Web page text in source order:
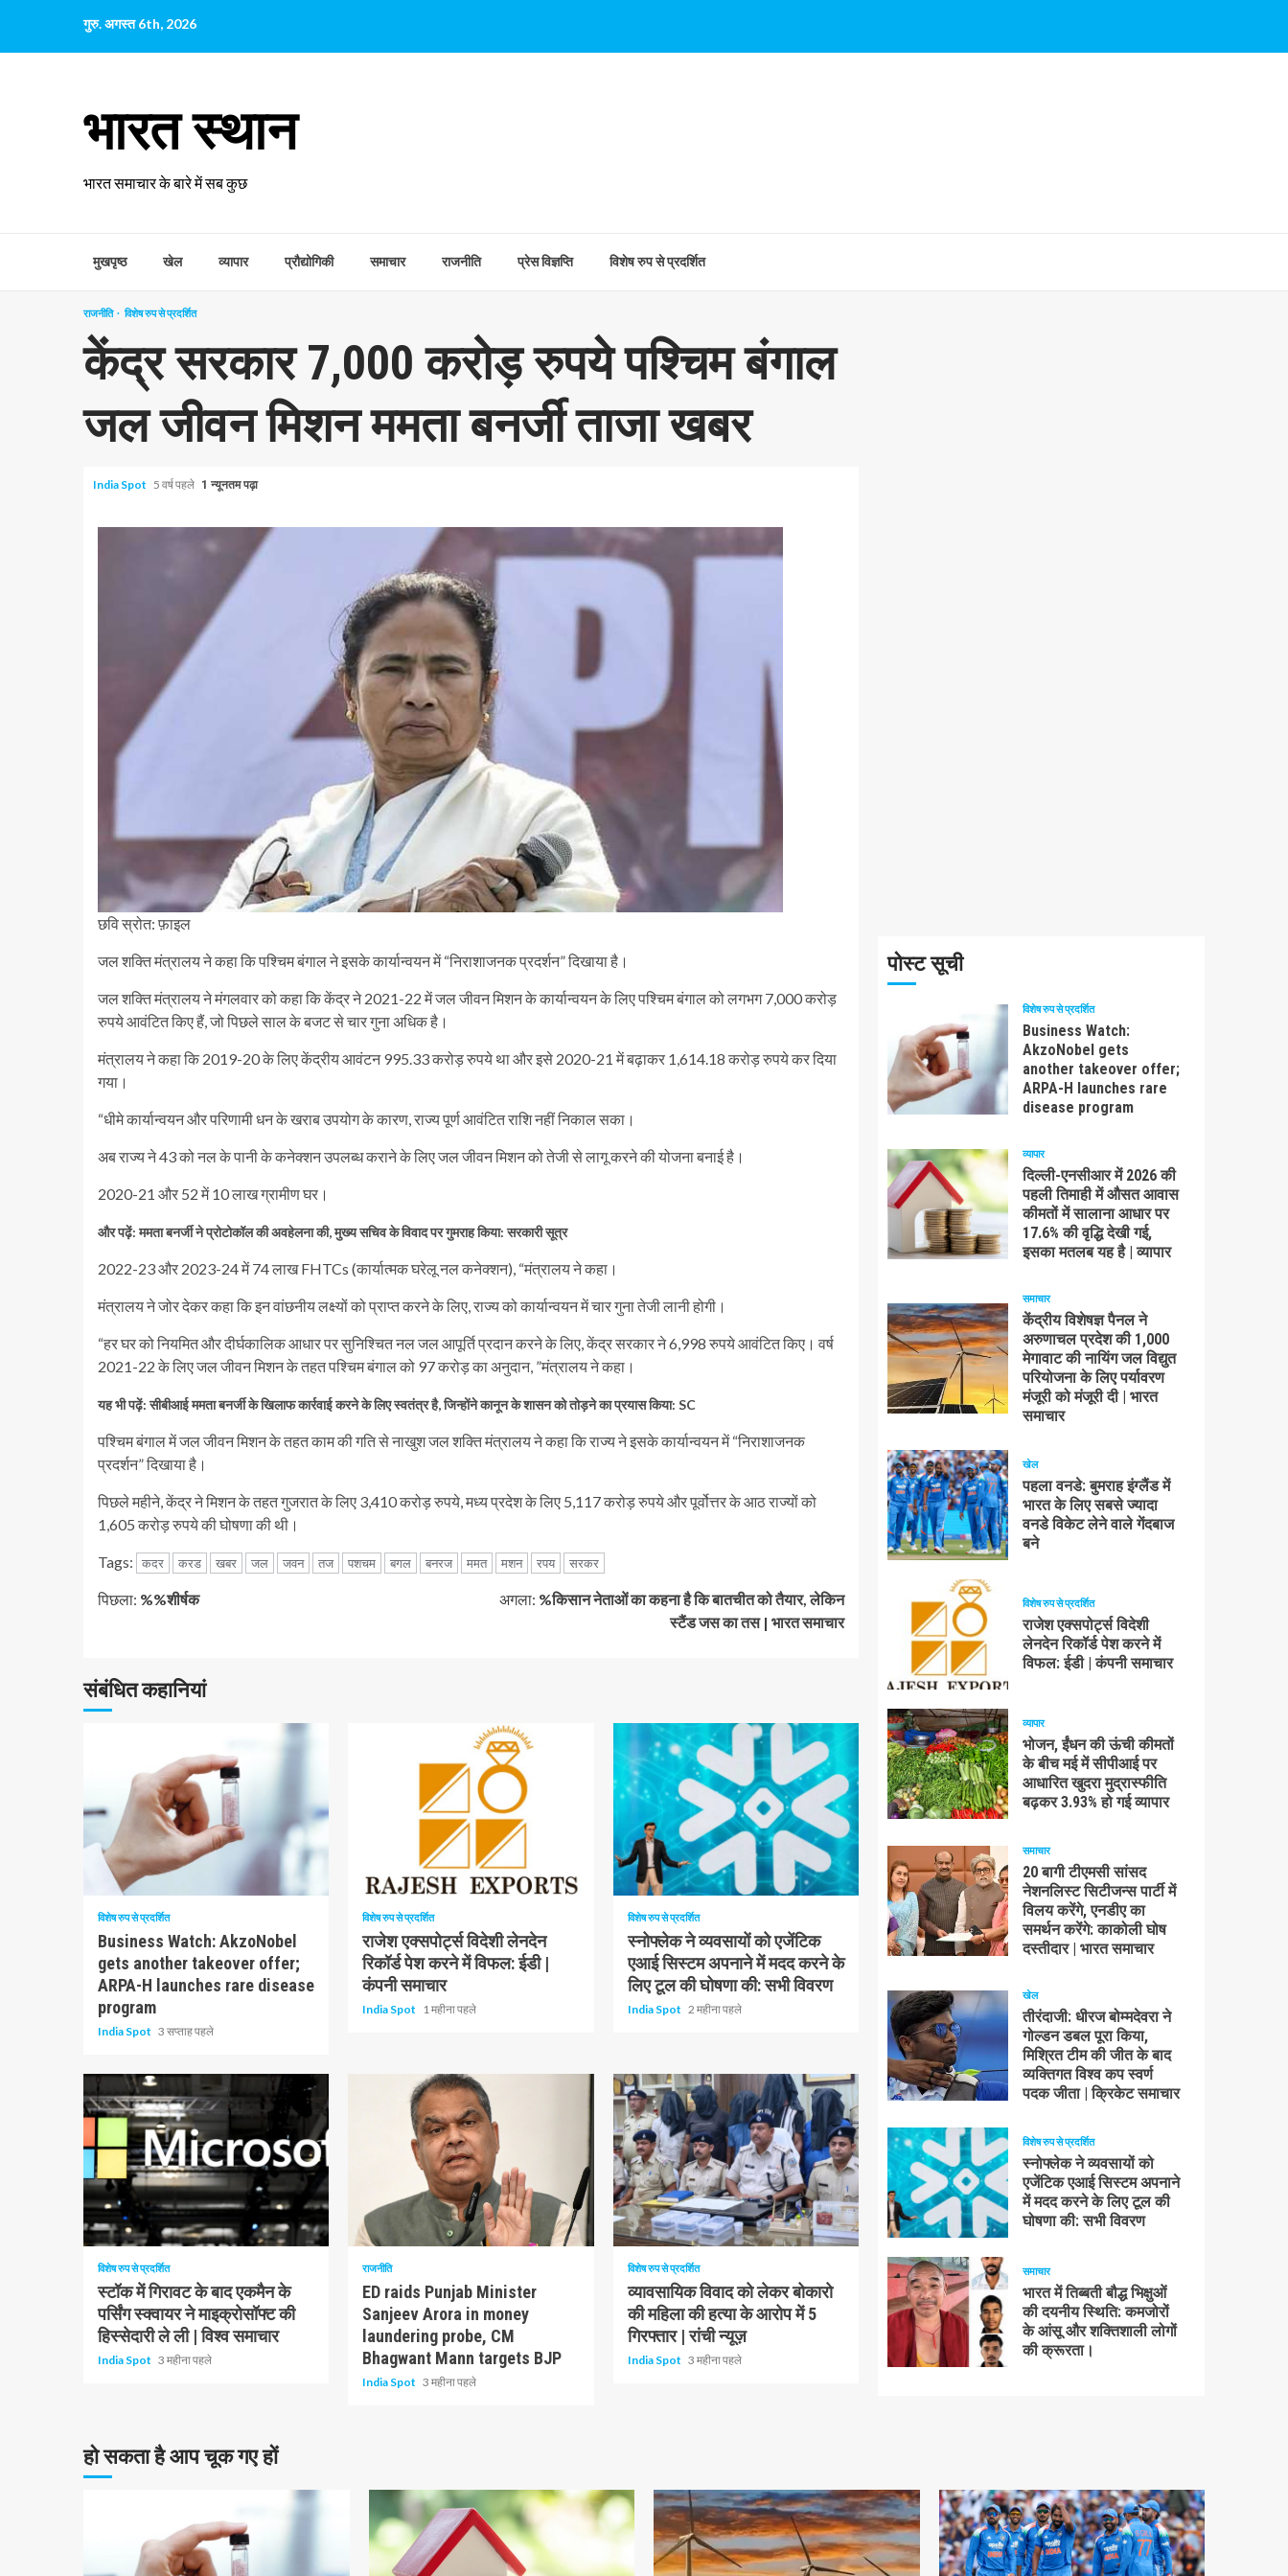
पर
गुरु. अगस्त 6th, 2026
भारत स्थान
भारत समाचार के बारे में सब कुछ
मुखपृष्ठ खेल व्यापार प्रौद्योगिकी समाचार राजनीति प्रेस विज्ञप्ति विशेष रुप से प्रदर्शित
राजनीति विशेष रुप से प्रदर्शित
केंद्र सरकार 7,000 करोड़ रुपये पश्चिम बंगाल
जल जीवन मिशन ममता बनर्जी ताजा खबर
India Spot 5 वर्ष पहले 1 न्यूनतम पढ़ा
छवि स्रोत: फ़ाइल
जल शक्ति मंत्रालय ने कहा कि पश्चिम बंगाल ने इसके कार्यान्वयन में “निराशाजनक प्रदर्शन” दिखाया है।
जल शक्ति मंत्रालय ने मंगलवार को कहा कि केंद्र ने 2021-22 में जल जीवन मिशन के कार्यान्वयन के लिए पश्चिम बंगाल को लगभग 7,000 करोड़
रुपये आवंटित किए हैं, जो पिछले साल के बजट से चार गुना अधिक है।
मंत्रालय ने कहा कि 2019-20 के लिए केंद्रीय आवंटन 995.33 करोड़ रुपये था और इसे 2020-21 में बढ़ाकर 1,614.18 करोड़ रुपये कर दिया
गया।
“धीमे कार्यान्वयन और परिणामी धन के खराब उपयोग के कारण, राज्य पूर्ण आवंटित राशि नहीं निकाल सका।
अब राज्य ने 43 को नल के पानी के कनेक्शन उपलब्ध कराने के लिए जल जीवन मिशन को तेजी से लागू करने की योजना बनाई है।
2020-21 और 52 में 10 लाख ग्रामीण घर।
और पढ़ें: ममता बनर्जी ने प्रोटोकॉल की अवहेलना की, मुख्य सचिव के विवाद पर गुमराह किया: सरकारी सूत्र
2022-23 और 2023-24 में 74 लाख FHTCs (कार्यात्मक घरेलू नल कनेक्शन), “मंत्रालय ने कहा।
मंत्रालय ने जोर देकर कहा कि इन वांछनीय लक्ष्यों को प्राप्त करने के लिए, राज्य को कार्यान्वयन में चार गुना तेजी लानी होगी।
“हर घर को नियमित और दीर्घकालिक आधार पर सुनिश्चित नल जल आपूर्ति प्रदान करने के लिए, केंद्र सरकार ने 6,998 रुपये आवंटित किए। वर्ष
2021-22 के लिए जल जीवन मिशन के तहत पश्चिम बंगाल को 97 करोड़ का अनुदान, ”मंत्रालय ने कहा।
यह भी पढ़ें: सीबीआई ममता बनर्जी के खिलाफ कार्रवाई करने के लिए स्वतंत्र है, जिन्होंने कानून के शासन को तोड़ने का प्रयास किया: SC
पश्चिम बंगाल में जल जीवन मिशन के तहत काम की गति से नाखुश जल शक्ति मंत्रालय ने कहा कि राज्य ने इसके कार्यान्वयन में “निराशाजनक
प्रदर्शन” दिखाया है।
पिछले महीने, केंद्र ने मिशन के तहत गुजरात के लिए 3,410 करोड़ रुपये, मध्य प्रदेश के लिए 5,117 करोड़ रुपये और पूर्वोत्तर के आठ राज्यों को
1,605 करोड़ रुपये की घोषणा की थी।
Tags: कदर करड खबर जल जवन तज पशचम बगल बनरज ममत मशन रपय सरकर
जारी
पढ़
रहे
पिछला: %%शीर्षक अगला: %किसान नेताओं का कहना है कि बातचीत को तैयार, लेकिन
स्टैंड जस का तस | भारत समाचार
संबंधित कहानियां
10 न्यूनतम पढ़ा
विशेष रुप से प्रदर्शित
Business Watch: AkzoNobel
gets another takeover offer;
ARPA-H launches rare disease
program
India Spot 3 सप्ताह पहले
विशेष रुप से प्रदर्शित
राजेश एक्सपोर्ट्स विदेशी लेनदेन
रिकॉर्ड पेश करने में विफल: ईडी |
कंपनी समाचार
India Spot 1 महीना पहले
1 न्यूनतम पढ़ा
विशेष रुप से प्रदर्शित
स्नोफ्लेक ने व्यवसायों को एजेंटिक
एआई सिस्टम अपनाने में मदद करने के
लिए टूल की घोषणा की: सभी विवरण
India Spot 2 महीना पहले
1 न्यूनतम पढ़ा
विशेष रुप से प्रदर्शित
स्टॉक में गिरावट के बाद एकमैन के
पर्सिंग स्क्वायर ने माइक्रोसॉफ्ट की
हिस्सेदारी ले ली | विश्व समाचार
India Spot 3 महीना पहले
1 न्यूनतम पढ़ा
राजनीति
ED raids Punjab Minister
Sanjeev Arora in money
laundering probe, CM
Bhagwant Mann targets BJP
India Spot 3 महीना पहले
1 न्यूनतम पढ़ा
विशेष रुप से प्रदर्शित
व्यावसायिक विवाद को लेकर बोकारो
की महिला की हत्या के आरोप में 5
गिरफ्तार | रांची न्यूज़
India Spot 3 महीना पहले
पोस्ट सूची
विशेष रुप से प्रदर्शित
Business Watch:
AkzoNobel gets
another takeover offer;
ARPA-H launches rare
disease program
व्यापार
दिल्ली-एनसीआर में 2026 की
पहली तिमाही में औसत आवास
कीमतों में सालाना आधार पर
17.6% की वृद्धि देखी गई,
इसका मतलब यह है | व्यापार
समाचार
केंद्रीय विशेषज्ञ पैनल ने
अरुणाचल प्रदेश की 1,000
मेगावाट की नायिंग जल विद्युत
परियोजना के लिए पर्यावरण
मंजूरी को मंजूरी दी | भारत
समाचार
खेल
पहला वनडे: बुमराह इंग्लैंड में
भारत के लिए सबसे ज्यादा
वनडे विकेट लेने वाले गेंदबाज
बने
विशेष रुप से प्रदर्शित
राजेश एक्सपोर्ट्स विदेशी
लेनदेन रिकॉर्ड पेश करने में
विफल: ईडी | कंपनी समाचार
व्यापार
भोजन, ईंधन की ऊंची कीमतों
के बीच मई में सीपीआई पर
आधारित खुदरा मुद्रास्फीति
बढ़कर 3.93% हो गई व्यापार
समाचार
20 बागी टीएमसी सांसद
नेशनलिस्ट सिटीजन्स पार्टी में
विलय करेंगे, एनडीए का
समर्थन करेंगे: काकोली घोष
दस्तीदार | भारत समाचार
खेल
तीरंदाजी: धीरज बोम्मदेवरा ने
गोल्डन डबल पूरा किया,
मिश्रित टीम की जीत के बाद
व्यक्तिगत विश्व कप स्वर्ण
पदक जीता | क्रिकेट समाचार
विशेष रुप से प्रदर्शित
स्नोफ्लेक ने व्यवसायों को
एजेंटिक एआई सिस्टम अपनाने
में मदद करने के लिए टूल की
घोषणा की: सभी विवरण
समाचार
भारत में तिब्बती बौद्ध भिक्षुओं
की दयनीय स्थिति: कमजोरों
के आंसू और शक्तिशाली लोगों
की क्रूरता।
हो सकता है आप चूक गए हों